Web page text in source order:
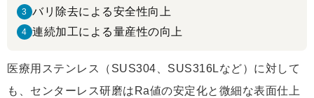
3 バリ除去による安全性向上
4 連続加工による量産性の向上
医療用ステンレス（SUS304、SUS316Lなど）に対して
も、センターレス研磨はRa値の安定化と微細な表面仕上